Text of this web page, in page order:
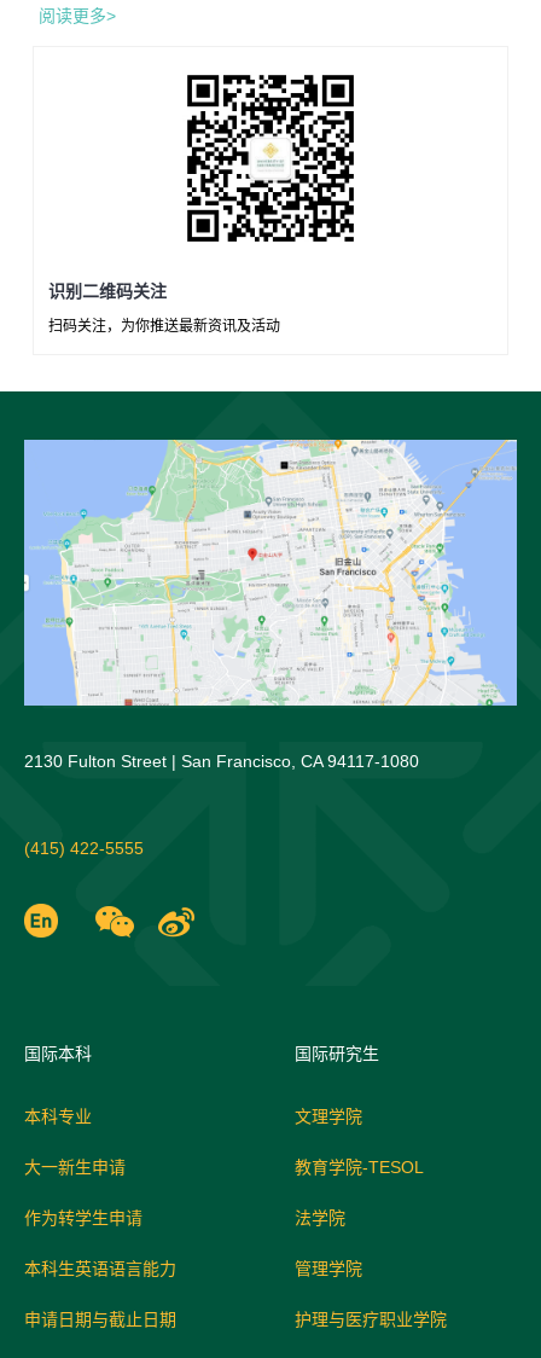
阅读更多>
识别二维码关注
扫码关注，为你推送最新资讯及活动
2130 Fulton Street | San Francisco, CA 94117-1080
(415) 422-5555
国际本科
本科专业
大一新生申请
作为转学生申请
本科生英语语言能力
申请日期与截止日期
国际研究生
文理学院
教育学院-TESOL
法学院
管理学院
护理与医疗职业学院